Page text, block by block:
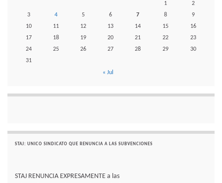
1
2
3
4 5 6 7 8
9
10
11 12 13 14 15
16
17
18 19 20 21 22
23
24
25 26 27 28 29
30
31
« Jul
STAJ: UNICO SINDICATO QUE RENUNCIA A LAS SUBVENCIONES
STAJ RENUNCIA EXPRESAMENTE a las